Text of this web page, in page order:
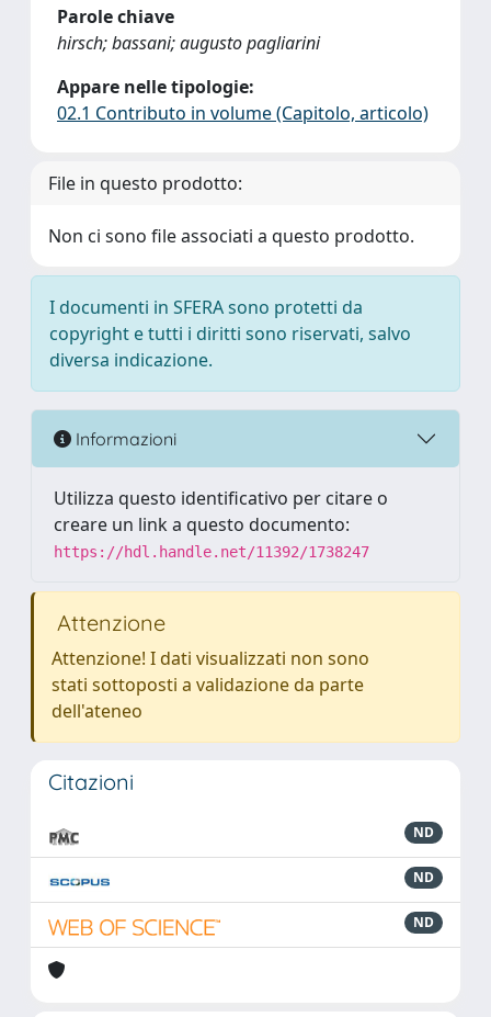
Parole chiave
hirsch; bassani; augusto pagliarini
Appare nelle tipologie:
02.1 Contributo in volume (Capitolo, articolo)
File in questo prodotto:
Non ci sono file associati a questo prodotto.
I documenti in SFERA sono protetti da
copyright e tutti i diritti sono riservati, salvo
diversa indicazione.
Informazioni
Utilizza questo identificativo per citare o
creare un link a questo documento:
https://hdl.handle.net/11392/1738247
Attenzione
Attenzione! I dati visualizzati non sono
stati sottoposti a validazione da parte
dell'ateneo
Citazioni
ND
ND
ND